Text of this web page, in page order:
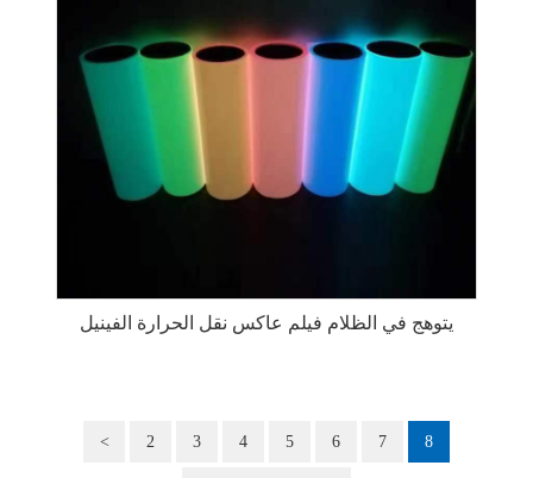
يتوهج في الظلام فيلم عاكس نقل الحرارة الفينيل
< 2 3 4 5 6 7 8